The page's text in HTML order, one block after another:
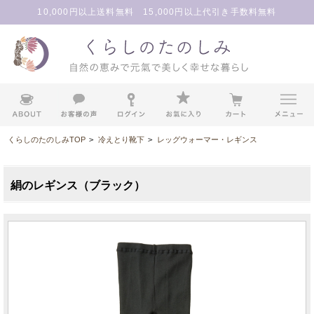
10,000円以上送料無料 15,000円以上代引き手数料無料
くらしのたのしみTOP > 冷えとり靴下 > レッグウォーマー・レギンス
絹のレギンス（ブラック）